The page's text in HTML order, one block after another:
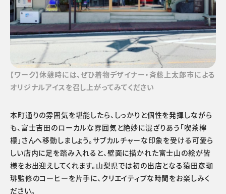
【ワーク】休憩時には、ぜひ着物デザイナー・斉藤上太郎市による
オリジナルアイスを召し上がってみてください
本町通りの雰囲気を堪能したら、しっかりと個性を発揮しながら
も、富士吉田のローカルな雰囲気と絶妙に混ざりあう「喫茶檸
檬」さんへ移動しましょう。サブカルチャーな印象を受ける可愛ら
しい店内に足を踏み入れると、壁面に描かれた富士山の絵が皆
様をお出迎えしてくれます。山梨県では初の出店となる猿田彦珈
琲監修のコーヒーを片手に、クリエイティブな時間をお楽しみく
ださい。